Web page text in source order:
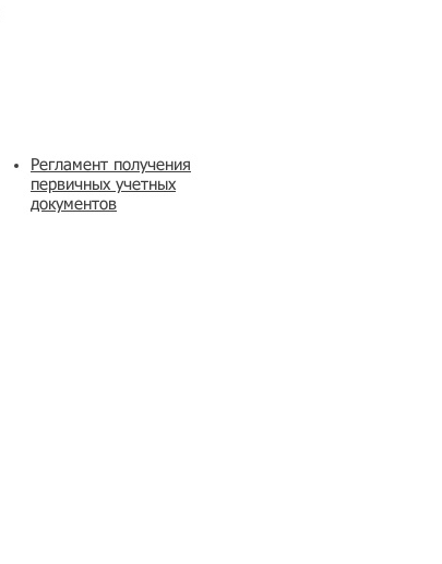
Регламент получения
первичных учетных
документов